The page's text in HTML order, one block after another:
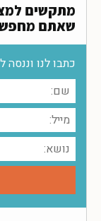
מתקשים
שאתם
כתבו לנו וננסה